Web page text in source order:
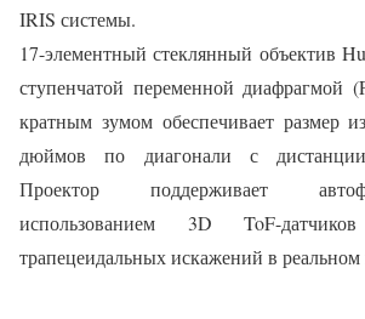
IRIS системы.
17-элементный стеклянный объектив
ступенчатой переменной диафрагмой
кратным зумом обеспечивает размер
дюймов по диагонали с
Проектор поддерживает
использованием 3D ToF-
трапецеидальных искажений в